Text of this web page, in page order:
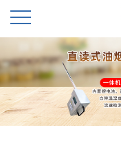
公
司
首